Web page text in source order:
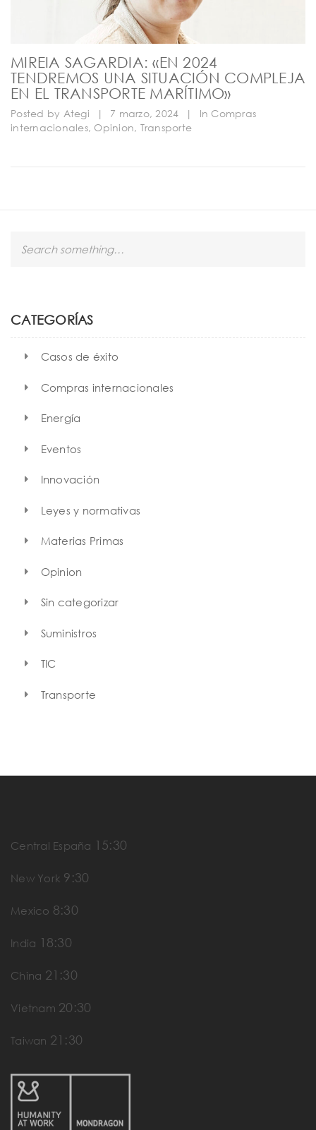
MIREIA SAGARDIA: «EN 2024
TENDREMOS UNA SITUACIÓN COMPLEJA
EN EL TRANSPORTE MARÍTIMO»
Posted by Ategi | 7 marzo, 2024 | In Compras
internacionales, Opinion, Transporte
h
CATEGORÍAS
Casos de éxito
Compras internacionales
Energía
Eventos
Innovación
Leyes y normativas
Materias Primas
Opinion
Sin categorizar
Suministros
TIC
Transporte
Central España 15:30
New York 9:30
Mexico 8:30
India 18:30
China 21:30
Vietnam 20:30
Taiwan 21:30